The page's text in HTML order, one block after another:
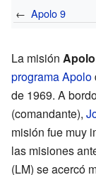
←Apolo 9
La misión
programa Apolo
de 1969. A
(comandante),
misión fue muy
las misiones
(LM) se acercó